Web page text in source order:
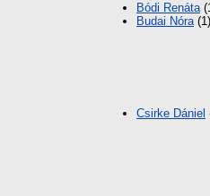
Bódi Renáta
Budai Nóra(1)
Csirke Dániel